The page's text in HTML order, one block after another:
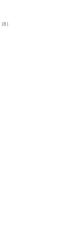
(8)